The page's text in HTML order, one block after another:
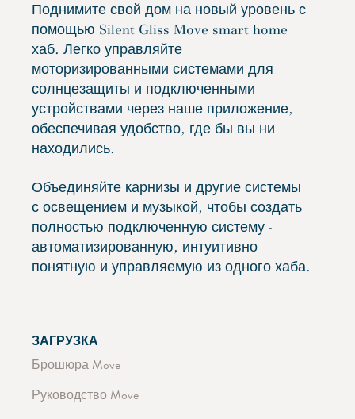
Поднимите свой дом на новый уровень с
помощью Silent Gliss Move smart home
хаб. Легко управляйте
моторизированными системами для
солнцезащиты и подключенными
устройствами через наше приложение,
обеспечивая удобство, где бы вы ни
находились.
Объединяйте карнизы и другие системы
с освещением и музыкой, чтобы создать
полностью подключенную систему -
автоматизированную, интуитивно
понятную и управляемую из одного хаба.
ЗАГРУЗКА
Брошюра Move
Руководство Move